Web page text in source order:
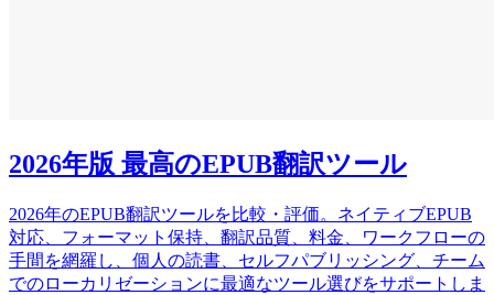
2026年版 最高のEPUB翻訳ツール
2026年のEPUB翻訳ツールを比較・評価。ネイティブEPUB
対応、フォーマット保持、翻訳品質、料金、ワークフローの
手間を網羅し、個人の読書、セルフパブリッシング、チーム
でのローカリゼーションに最適なツール選びをサポートしま